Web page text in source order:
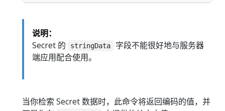
说明：
Secret 的
stringData
字段不能很好地与服务器
端应用配合使用。
当你检索 Secret 数据时，此命令将返回编码的值，并